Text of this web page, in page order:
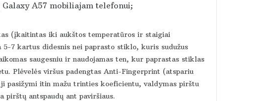
A57 mobiliajam telefonui;
(įkaitintas iki aukštos temperatūros ir staigiai
7 kartus didesnis nei paprasto stiklo, kuris sudužus
saugesniu ir naudojamas ten, kur paprastas stiklas
Plėvelės viršus padengtas Anti-Fingerprint (atspariu
pasižymi itin mažu trinties koeficientu, valdymas pirštu
pirštų antspaudų ant paviršiaus.